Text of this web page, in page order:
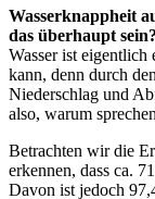
Wasserknappheit
das überhaupt sein?
Wasser ist eigentlich
kann, denn durch
Niederschlag und
also, warum
Betrachten wir die
erkennen, dass ca.
Davon ist jedoch